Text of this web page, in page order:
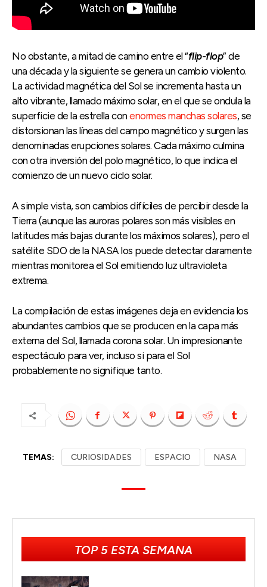
No obstante, a mitad de camino entre el “flip-flop” de
una década y la siguiente se genera un cambio violento.
La actividad magnética del Sol se incrementa hasta un
alto vibrante, llamado máximo solar, en el que se ondula la
superficie de la estrella conenormes manchas solares, se
distorsionan las líneas del campo magnético y surgen las
denominadas erupciones solares. Cada máximo culmina
con otra inversión del polo magnético, lo que indica el
comienzo de un nuevo ciclo solar.
A simple vista, son cambios difíciles de percibir desde la
Tierra (aunque las auroras polares son más visibles en
latitudes más bajas durante los máximos solares), pero el
satélite SDO de la NASA los puede detectar claramente
mientras monitorea el Sol emitiendo luz ultravioleta
extrema.
La compilación de estas imágenes deja en evidencia los
abundantes cambios que se producen en la capa más
externa del Sol, llamada corona solar. Un impresionante
espectáculo para ver, incluso si para el Sol
probablemente no signifique tanto.
TEMAS: CURIOSIDADES ESPACIO NASA
TOP 5 ESTA SEMANA